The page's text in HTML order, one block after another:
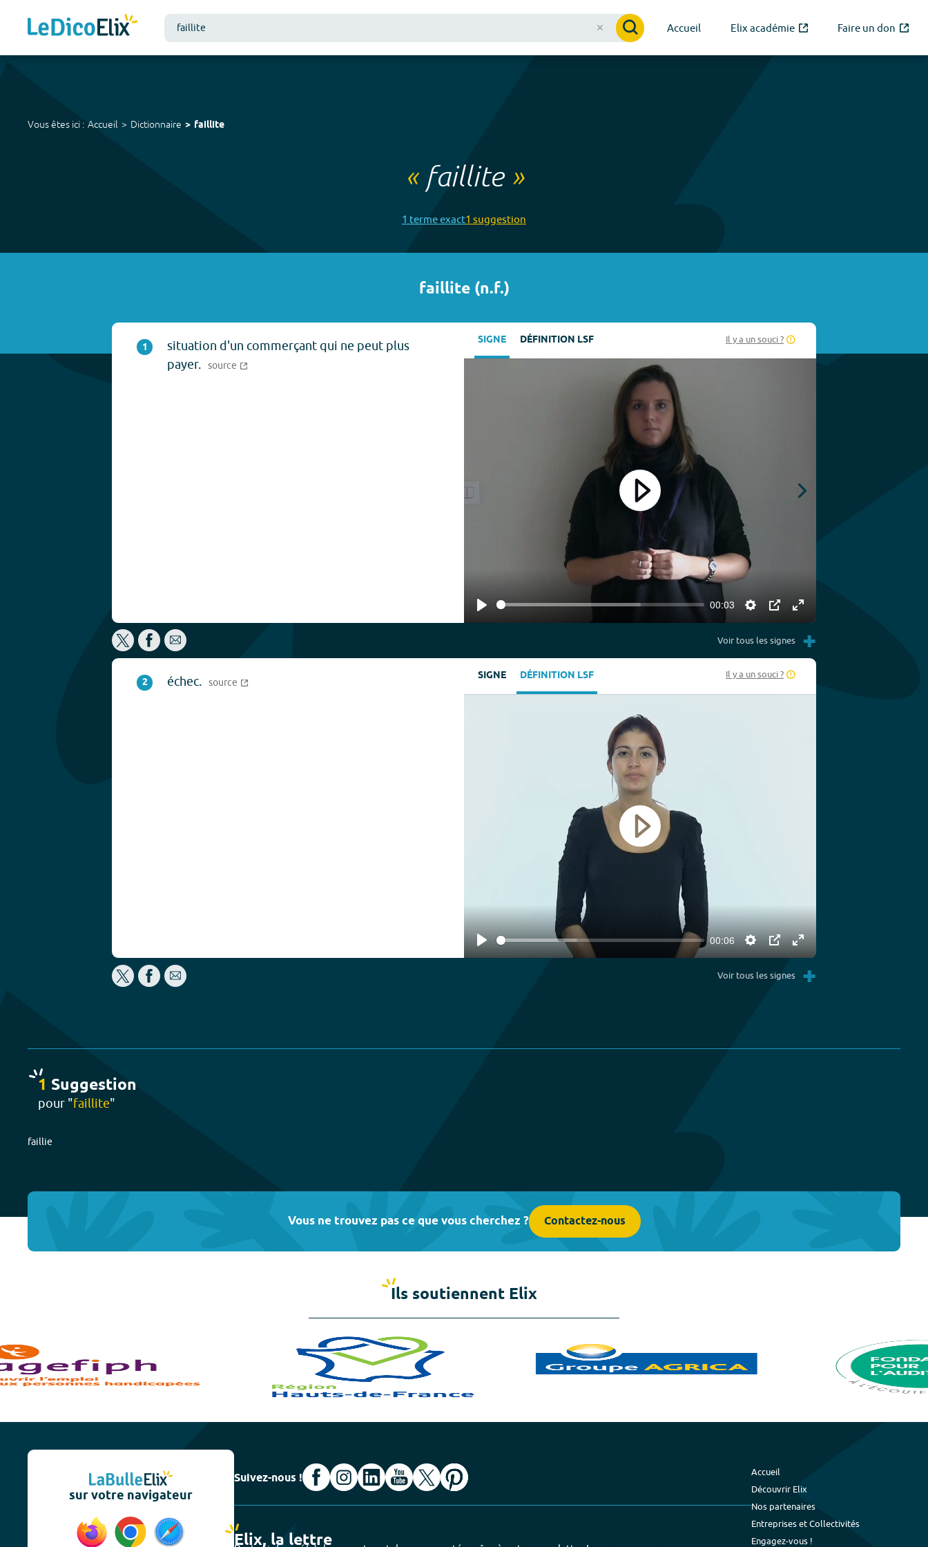
Accueil Elix académie Faire un don
Vous êtes ici : Accueil Dictionnaire faillite
« faillite»
1 termeexact1 suggestion
faillite(n.f.)
1
situation d'un commerçant qui ne peut plus
payer. source
SIGNE DÉFINITION LSF Il y a un souci ?
Play
00:03
Settings
PIP Enter
fullscreen
Play
Voir tous les signes +
2 échec. source SIGNE DÉFINITION LSF Il y a un souci ?
Play
00:06
Settings
PIP Enter
fullscreen
Play
Voir tous les signes +
1 Suggestion
pour "faillite"
faillie
Vous ne trouvez pas ce que vous cherchez ? Contactez-nous
Ils soutiennent Elix
sur votre navigateur
Suivez-nous !
Elix, la lettre
Accueil
Découvrir Elix
Nos partenaires
Entreprises et Collectivités
Engagez-vous !